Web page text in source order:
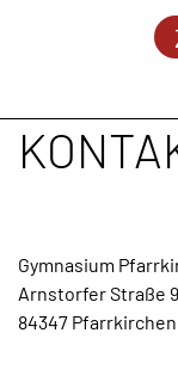
Gymnasium
Arnstorfer Straße 9
84347 Pfarrkirchen